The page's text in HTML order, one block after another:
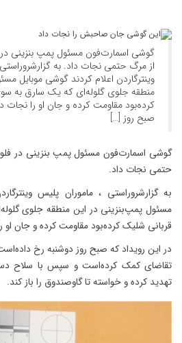
گوشی اسمارت‌فون مسئول پمپ بنزینی در
از مرگ حتمی نجات داد. به
وینترگاردن اعلام کردند گوشی موبایل
منطقه جلوی گلوله‌ای که یک سارق به
کرده‌بود مقاومت کرده و جان او را نجات
صبح روز […]
گوشی اسمارت‌فون مسئول پمپ بنزینی در
حتمی نجات داد.
به گزارشروراستی ، ماموران پلیس
مسئول پمپ‌بنزینی در این منطقه جلوی
قربانی شلیک کرده‌بود مقاومت کرده و جان او
در این رویداد که صبح روز دوشنبه رخ
تقاضای کمک کرده‌است و سپس با سلاح
تهدید کرده و خواسته تا گاوصندوق را باز کند.